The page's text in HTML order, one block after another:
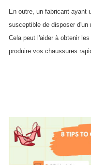
En outre, un fabricant ayant
susceptible de disposer d'un
Cela peut l'aider à obtenir
produire vos chaussures